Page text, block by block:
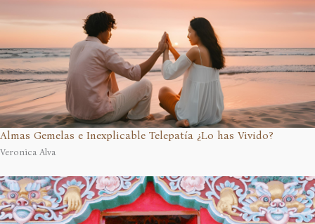
Almas Gemelas e Inexplicable Telepatía ¿Lo has Vivido?
Veronica Alva